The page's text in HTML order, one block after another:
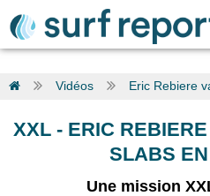
Vidéos Eric Rebiere
XXL - ERIC
SLABS
Une mission